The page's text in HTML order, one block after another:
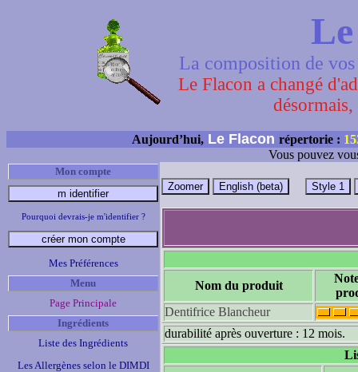
La composition de
Le Flacon a changé
Aujourd’hui, Le Flacon répertorie :
Vous pouvez
Mon compte
Pourquoi devrais-je m'identifier ?
Mes Préférences
Menu
Page Principale
Ingrédients
Liste des Ingrédients
Les Allergènes selon le DIMDI
Nom du produit
Dentifrice Blancheur
durabilité après ouverture : 12 mois.